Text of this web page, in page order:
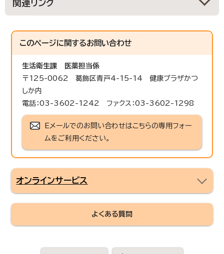
関連リンク
このページに関するお問い合わせ
生活衛生課
医薬担当係
〒125-0062 葛飾区青戸4-15-14 健康プラザかつ
しか内
電話：03-3602-1242 ファクス：03-3602-1298
Eメールでのお問い合わせはこちらの専用フォー
ムをご利用ください。
オンラインサービス
よくある質問